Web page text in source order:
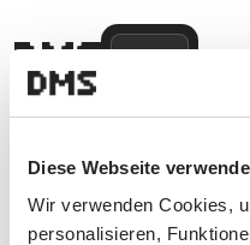
Diese Webseite
Wir verwenden Cookies,
personalisieren,
Menu